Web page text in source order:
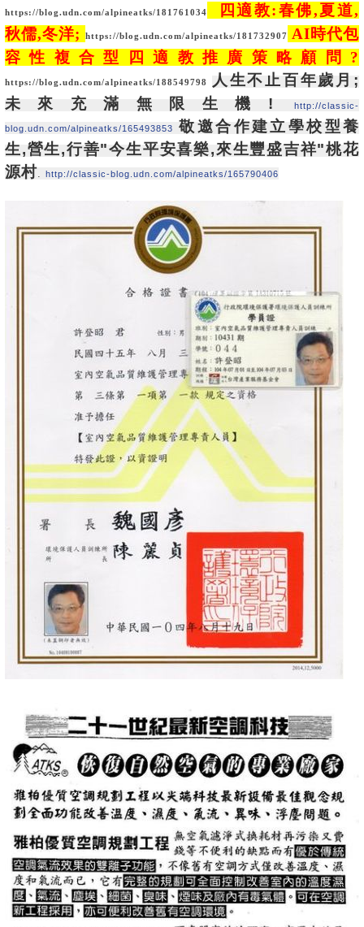
https://blog.udn.com/alpineatks/181761034
四適教:春佛,夏道,
秋儒,冬洋;
https://blog.udn.com/alpineatks/181732907
AI時代包
容性複合型四適教推廣策略顧問?
https://blog.udn.com/alpineatks/188549798
人生不止百年歲月;
未來充滿無限生機!
http://classic-
blog.udn.com/alpineatks/165493853
敬邀合作建立學校型養
生,營生,行善"今生平安喜樂,來生豐盛吉祥"桃花
源村. http://classic-blog.udn.com/alpineatks/165790406